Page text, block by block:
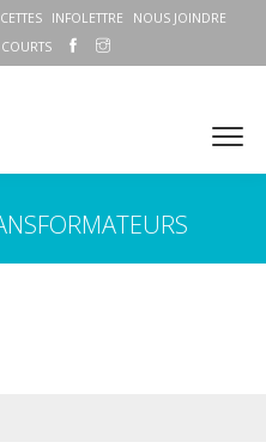
INFOLETTRE
NOUS JOINDRE